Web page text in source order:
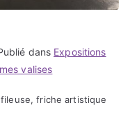
dans Expositions
mes valises
fileuse, friche artistique